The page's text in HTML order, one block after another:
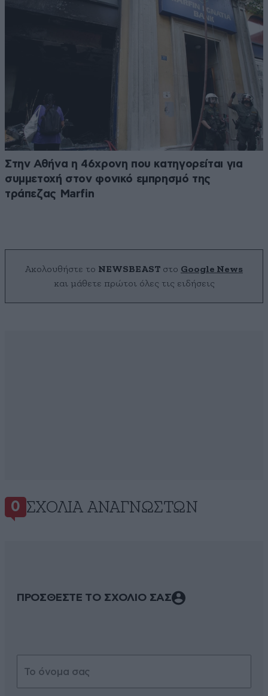
Στην Αθήνα η 46χρονη που κατηγορείται για
συμμετοχή στον φονικό εμπρησμό της
τράπεζας Marfin
Ακολουθήστε το NEWSBEAST στο Google News
και μάθετε πρώτοι όλες τις ειδήσεις
0 ΣΧΌΛΙΑ ΑΝΑΓΝΩΣΤΏΝ
ΠΡΟΣΘΕΣΤΕ ΤΟ ΣΧΟΛΙΟ ΣΑΣ